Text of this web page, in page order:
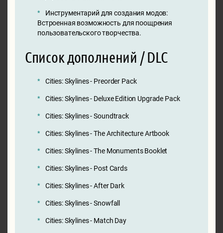
Инструментарий для создания модов:
Встроенная возможность для поощрения
пользовательского творчества.
Список дополнений / DLC
Cities: Skylines - Preorder Pack
Cities: Skylines - Deluxe Edition Upgrade Pack
Cities: Skylines - Soundtrack
Cities: Skylines - The Architecture Artbook
Cities: Skylines - The Monuments Booklet
Cities: Skylines - Post Cards
Cities: Skylines - After Dark
Cities: Skylines - Snowfall
Cities: Skylines - Match Day